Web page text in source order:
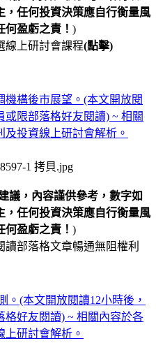
，任何投資決策應自行衡量風
盈虧之責！ )
線上研討會課程(點擊)
機構後市展望。(本文開放閱
限部落格好友閱讀) ~ 相關
投資線上研討會解析。
議，內容謹供參考，數字如
，任何投資決策應自行衡量風
盈虧之責！ )
部落格文章暢通無阻權利
。(本文開放閱讀12小時後，
格好友閱讀) ~ 相關內容於各
上研討會解析。